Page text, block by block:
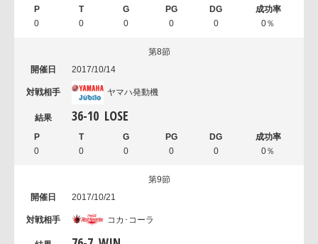
0 0 0 0 0 0％
第8節
2017/10/14
ヤマハ発動機
36-10 LOSE
0 0 0 0 0 0％
第9節
2017/10/21
コカ･コーラ